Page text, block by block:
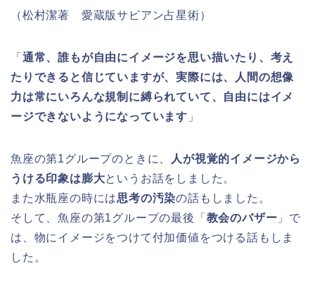
（松村潔著 愛蔵版サビアン占星術）
「 通常、誰もが自由にイメージを思い描いたり、考え
たりできると信じていますが、実際には、人間の想像
力は常にいろんな規制に縛られていて、自由にはイメ
ージできないようになっています 」
魚座の第1グループのときに、
人が視覚的イメージから
うける印象は膨大というお話をしました。
また水瓶座の時には思考の汚染の話もしました。
そして、魚座の第1グループの最後「 教会のバザー 」で
は、物にイメージをつけて付加価値をつける話もしま
した。